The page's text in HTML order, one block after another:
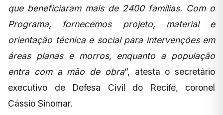
que beneficiaram mais de 2400 famílias. Com o
Programa, fornecemos projeto, material e
orientação técnica e social para intervenções em
áreas planas e morros, enquanto a população
entra com a mão de obra”, atesta o secretário
executivo de Defesa Civil do Recife, coronel
Cássio Sinomar.